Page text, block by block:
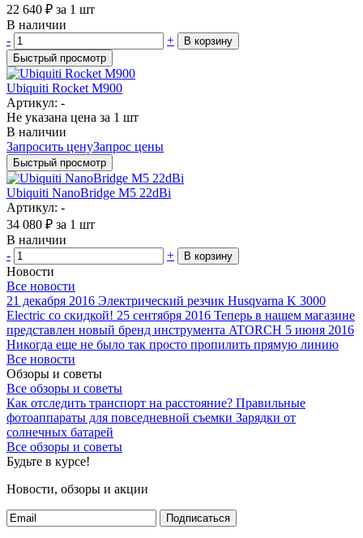
22 640 ₽ за 1 шт
В наличии
-
+
В корзину
Быстрый просмотр
Ubiquiti Rocket M900
Артикул: -
Не указана цена за 1 шт
В наличии
Запросить ценуЗапрос цены
Быстрый просмотр
Ubiquiti NanoBridge M5 22dBi
Артикул: -
34 080 ₽ за 1 шт
В наличии
-
+ В корзину
Новости
Все новости
21 декабря 2016 Электрический резчик Husqvarna K 3000
Electric со скидкой! 25 сентября 2016 Теперь в нашем магазине
представлен новый бренд инструмента ATORCH 5 июня 2016
Никогда еще не было так просто пропилить прямую линию
Все новости
Обзоры и советы
Все обзоры и советы
Как отследить транспорт на расстояние? Правильные
фотоаппараты для повседневной съемки Зарядки от
солнечных батарей
Все обзоры и советы
Будьте в курсе!
Новости, обзоры и акции
Подписаться